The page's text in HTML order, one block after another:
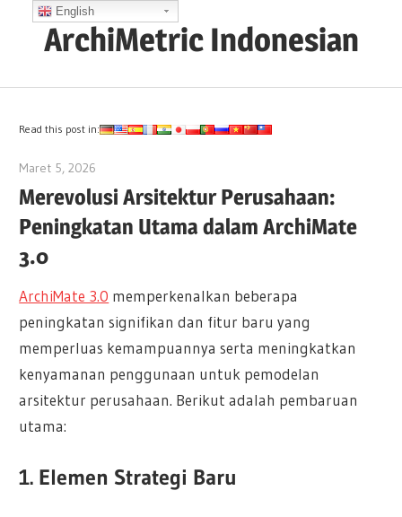
ArchiMetric Indonesian
Ops,
and
More
Read this post in:
Maret 5, 2026
Merevolusi Arsitektur Perusahaan:
Peningkatan Utama dalam ArchiMate
3.0
ArchiMate 3.0 memperkenalkan beberapa
peningkatan signifikan dan fitur baru yang
memperluas kemampuannya serta meningkatkan
kenyamanan penggunaan untuk pemodelan
arsitektur perusahaan. Berikut adalah pembaruan
utama:
1. Elemen Strategi Baru
English